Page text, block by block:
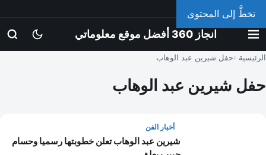
تخطَّ إلى المحتوى
الإثنين، 10 أغسطس 2026
انجاز 360 أفضل موقع معلوماتي
الرئيسية حفل شيرين عبد الوهاب
حفل شيرين عبد الوهاب
أخبار الفن
شيرين عبد الوهاب تعلن خطوبتها رسميا وحسام